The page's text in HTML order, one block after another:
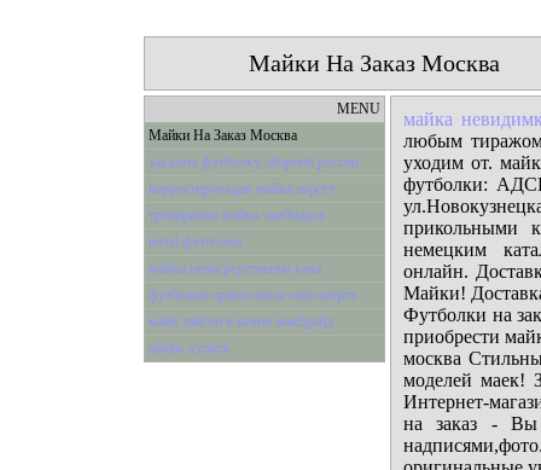
Майки На Заказ Москва
MENU
Майки На Заказ Москва
заказать футболку сборной россии
корректирующая майка корсет
тренировки майка замбидиса
metal футболки
майки непосредственно каха
футболки православие или смерть
майк тайсон и кевин макбрайд
adidas купить
майка
любым
уходим от.
футболки:
прикольными
немецким
онлайн.
Майки!
Футболки на
приобрести
москва
моделей маек!
Интернет-
на заказ - Вы